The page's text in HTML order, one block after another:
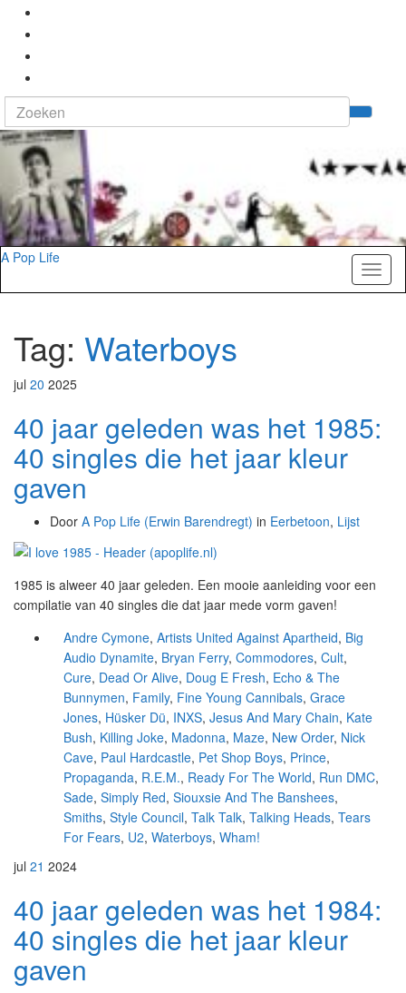
Search
for:
A Pop Life
Tag: Waterboys
jul 20 2025
40 jaar geleden was het 1985:
40 singles die het jaar kleur
gaven
Door A Pop Life (Erwin Barendregt) in Eerbetoon, Lijst
1985 is alweer 40 jaar geleden. Een mooie aanleiding voor een
compilatie van 40 singles die dat jaar mede vorm gaven!
Andre Cymone, Artists United Against Apartheid, Big
Audio Dynamite, Bryan Ferry, Commodores, Cult,
Cure, Dead Or Alive, Doug E Fresh, Echo & The
Bunnymen, Family, Fine Young Cannibals, Grace
Jones, Hüsker Dü, INXS, Jesus And Mary Chain, Kate
Bush, Killing Joke, Madonna, Maze, New Order, Nick
Cave, Paul Hardcastle, Pet Shop Boys, Prince,
Propaganda, R.E.M., Ready For The World, Run DMC,
Sade, Simply Red, Siouxsie And The Banshees,
Smiths, Style Council, Talk Talk, Talking Heads, Tears
For Fears, U2, Waterboys, Wham!
jul 21 2024
40 jaar geleden was het 1984:
40 singles die het jaar kleur
gaven